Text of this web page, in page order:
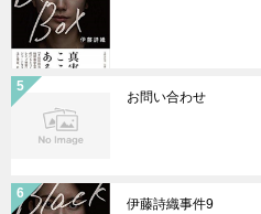
お問い合わせ
伊藤詩織事件9